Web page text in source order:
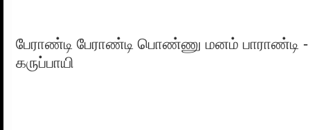
பேராண்டி பேராண்டி பொண்ணு மனம் பாராண்டி
கருப்பாயி